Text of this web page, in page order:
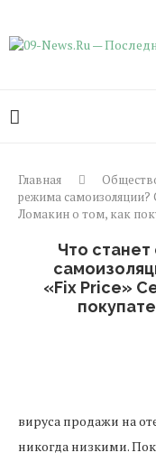
Главная
режима самоизоляции?
Ломакин о том, как
Что
«Fix Price»
вируса продажи на
никогда низкими.